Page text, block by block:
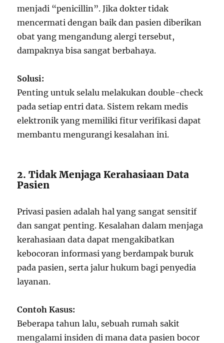
menjadi “penicillin”. Jika dokter tidak
mencermati dengan baik dan pasien diberikan
obat yang mengandung alergi tersebut,
dampaknya bisa sangat berbahaya.
Solusi:
Penting untuk selalu melakukan double-check
pada setiap entri data. Sistem rekam medis
elektronik yang memiliki fitur verifikasi dapat
membantu mengurangi kesalahan ini.
2. Tidak Menjaga Kerahasiaan Data
Pasien
Privasi pasien adalah hal yang sangat sensitif
dan sangat penting. Kesalahan dalam menjaga
kerahasiaan data dapat mengakibatkan
kebocoran informasi yang berdampak buruk
pada pasien, serta jalur hukum bagi penyedia
layanan.
Contoh Kasus:
Beberapa tahun lalu, sebuah rumah sakit
mengalami insiden di mana data pasien bocor